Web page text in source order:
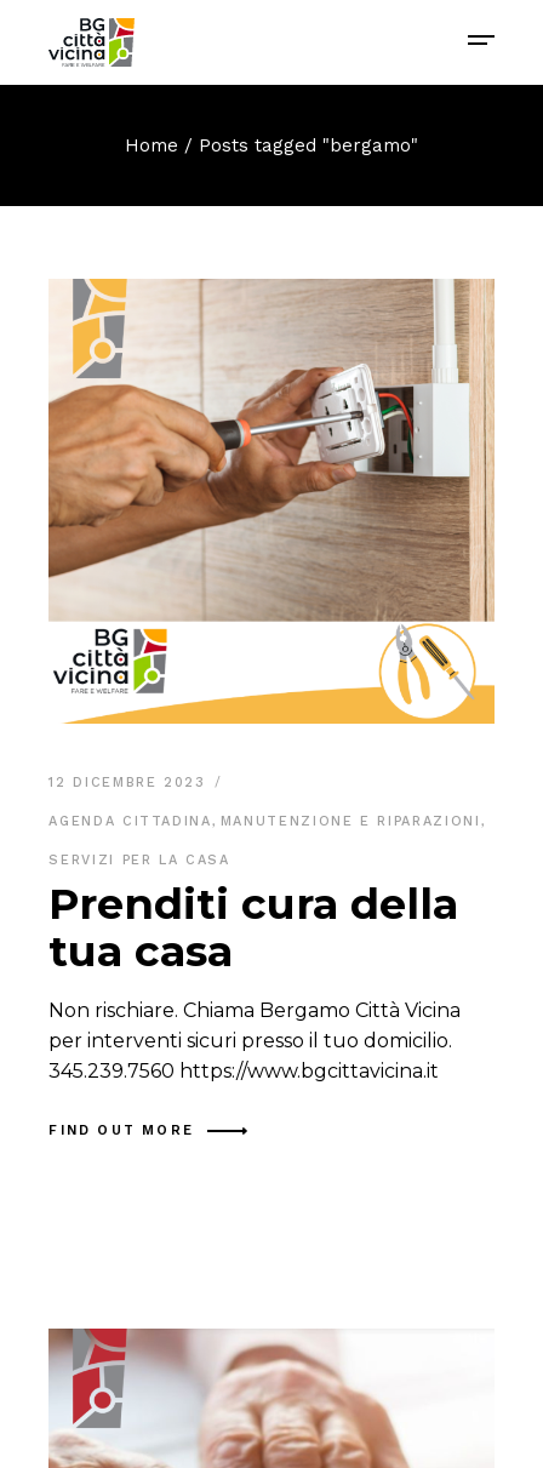
Home Posts tagged "bergamo"
12 DICEMBRE 2023
AGENDA CITTADINA, MANUTENZIONE E RIPARAZIONI ,
SERVIZI PER LA CASA
Prenditi cura della
tua casa
Non rischiare. Chiama Bergamo Città Vicina
per interventi sicuri presso il tuo domicilio.
345.239.7560 https://www.bgcittavicina.it
FIND OUT MORE